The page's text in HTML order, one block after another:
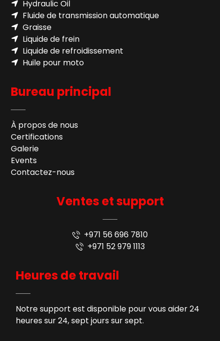
Hydraulic Oil
Fluide de transmission automatique
Graisse
Liquide de frein
Liquide de refroidissement
Huile pour moto
Bureau principal
À propos de nous
Certifications
Galerie
Events
Contactez-nous
Ventes et support
+971 56 696 7810
+971 52 979 1113
Heures de travail
Notre support est disponible pour vous aider 24
heures sur 24, sept jours sur sept.